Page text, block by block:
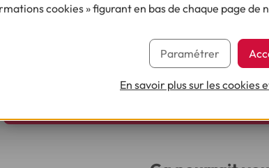
Besoin d'un financement
Je fais ma
cookies » figurant en bas de chaque page de
Paramétrer
En savoir plus sur les cookies